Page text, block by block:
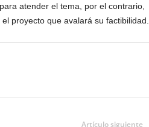
atender el tema, por el contrario,
proyecto que avalará su factibilidad.
Artículo siguiente